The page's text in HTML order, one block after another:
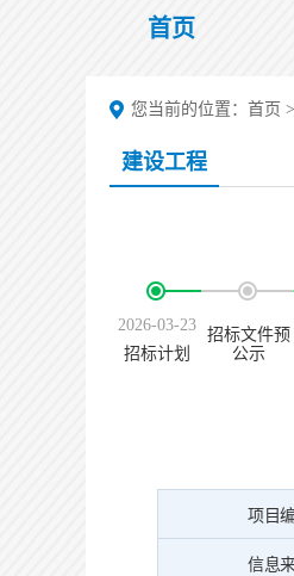
首页
您当前的位置： 首页 >
建设工程
2026-03-23
招标计划
招标文件预
公示
项目
信息